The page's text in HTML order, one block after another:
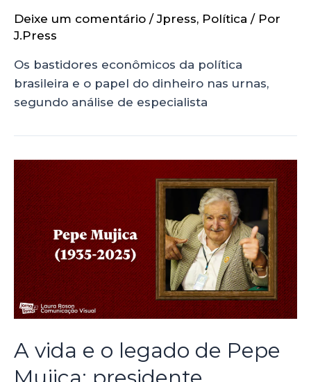
Deixe um comentário /Jpress, Política / Por
J.Press
Os bastidores econômicos da política
brasileira e o papel do dinheiro nas urnas,
segundo análise de especialista
A vida e o legado de Pepe